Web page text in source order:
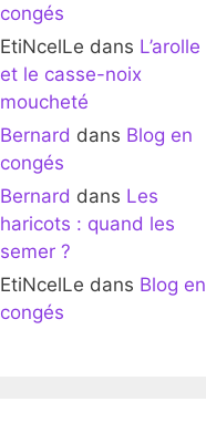
congés
EtiNcelLe dans L’arolle
et le casse-noix
moucheté
Bernard dans Blog en
congés
Bernard dans Les
haricots : quand les
semer ?
EtiNcelLe dans Blog en
congés